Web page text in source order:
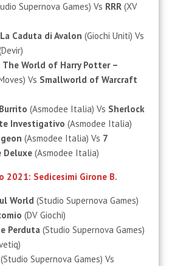
Supernova Games) Vs RRR(XV
Caduta di Avalon (Giochi Uniti) Vs
The World of Harry Potter –
Vs Smallworld of Warcraft
(Asmodee Italia) Vs Sherlock
Investigativo (Asmodee Italia)
(Asmodee Italia) Vs 7
Deluxe(Asmodee Italia)
2021: Sedicesimi Girone B.
World (Studio Supernova Games)
(DV Giochi)
Perduta(Studio Supernova Games)
Supernova Games) Vs